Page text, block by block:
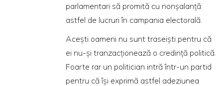
parlamentari să promită cu nonşalanţă
astfel de lucruri în campania electorală.
Aceşti oameni nu sunt traseişti pentru că
ei nu-şi tranzacţionează o credinţă politică.
Foarte rar un politician intră într-un partid
pentru că îşi exprimă astfel adeziunea